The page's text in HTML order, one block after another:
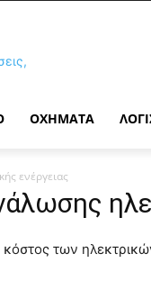
ΟΧΉΜΑΤΑ
ενέργειας
των